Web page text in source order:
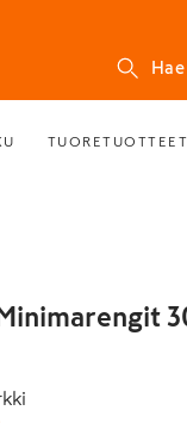
Hae
TUORETUOTTEET